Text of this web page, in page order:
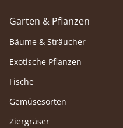
Garten & Pflanzen
Bäume & Sträucher
Exotische Pflanzen
Fische
Gemüsesorten
Ziergräser